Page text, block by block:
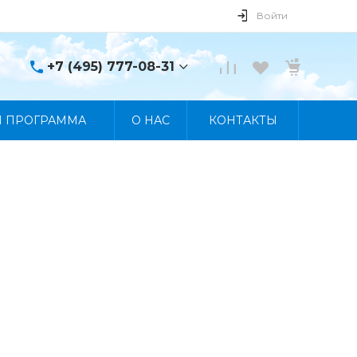
Войти
+7 (495) 777-08-31
+7 (495) 777-08-31
ПРОГРАММА О НАС КОНТАКТЫ